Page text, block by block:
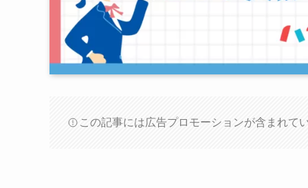
この記事には広告プロモーションが含まれて